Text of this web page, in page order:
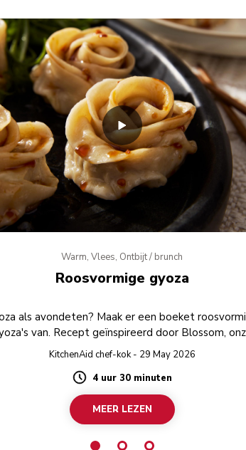
Warm, Vlees, Ontbijt / brunch
Roosvormige gyoza
als avondeten? Maak er een boeket
van. Recept geïnspireerd door Blossom,
nieuwe mixer/keukenrobot uit de Design serie.
KitchenAid chef-kok - 29 May 2026
Duration4 uur 30 minuten
MEER LEZEN